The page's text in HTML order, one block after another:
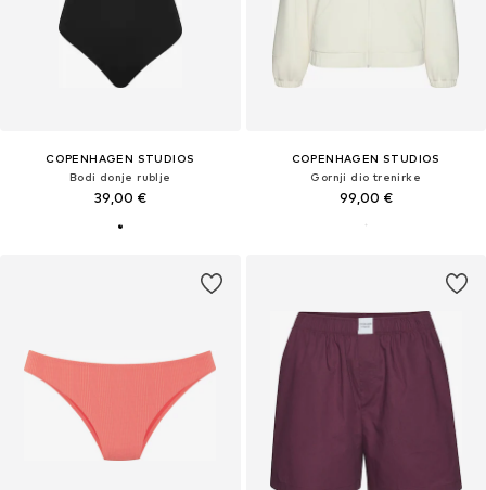
COPENHAGEN STUDIOS
Bodi donje rublje
39,00 €
COPENHAGEN STUDIOS
Gornji dio trenirke
99,00 €